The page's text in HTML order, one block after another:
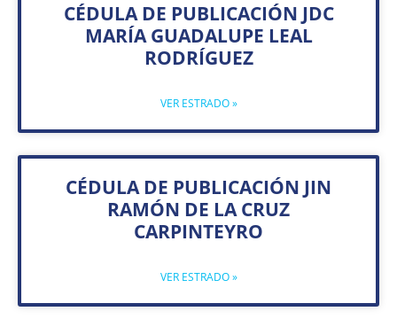
CÉDULA DE PUBLICACIÓN JDC
MARÍA GUADALUPE LEAL
RODRÍGUEZ
VER ESTRADO »
CÉDULA DE PUBLICACIÓN JIN
RAMÓN DE LA CRUZ
CARPINTEYRO
VER ESTRADO »